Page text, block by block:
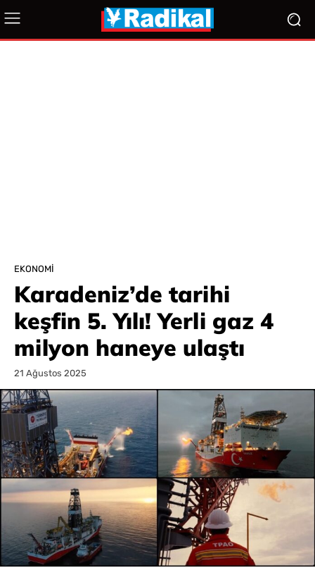
EKONOMI
Karadeniz’de tarihi
keşfin 5. Yılı! Yerli gaz 4
milyon haneye ulaştı
21 Ağustos 2025